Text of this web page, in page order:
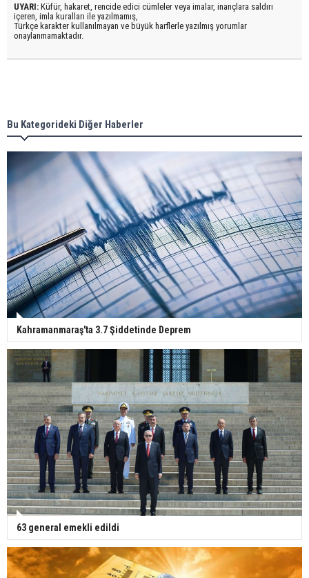
UYARI: Küfür, hakaret, rencide edici cümleler veya imalar, inançlara saldırı
içeren, imla kuralları ile yazılmamış,
Türkçe karakter kullanılmayan ve büyük harflerle yazılmış yorumlar
onaylanmamaktadır.
Bu Kategorideki Diğer Haberler
Kahramanmaraş'ta 3.7 Şiddetinde Deprem
63 general emekli edildi